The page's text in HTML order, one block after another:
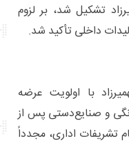
تشکیل شد، بر لزوم
داخلی تأکید شد.
با اولویت عرضه
و صنایع‌دستی پس از
تشریفات اداری، مجدداً